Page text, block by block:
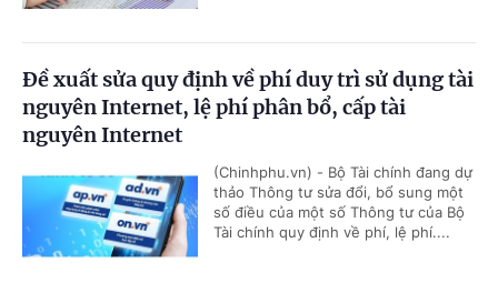
Đề xuất sửa quy định về phí duy trì sử dụng tài
nguyên Internet, lệ phí phân bổ, cấp tài
nguyên Internet
(Chinhphu.vn) - Bộ Tài chính đang dự
thảo Thông tư sửa đổi, bổ sung một
số điều của một số Thông tư của Bộ
Tài chính quy định về phí, lệ phí....